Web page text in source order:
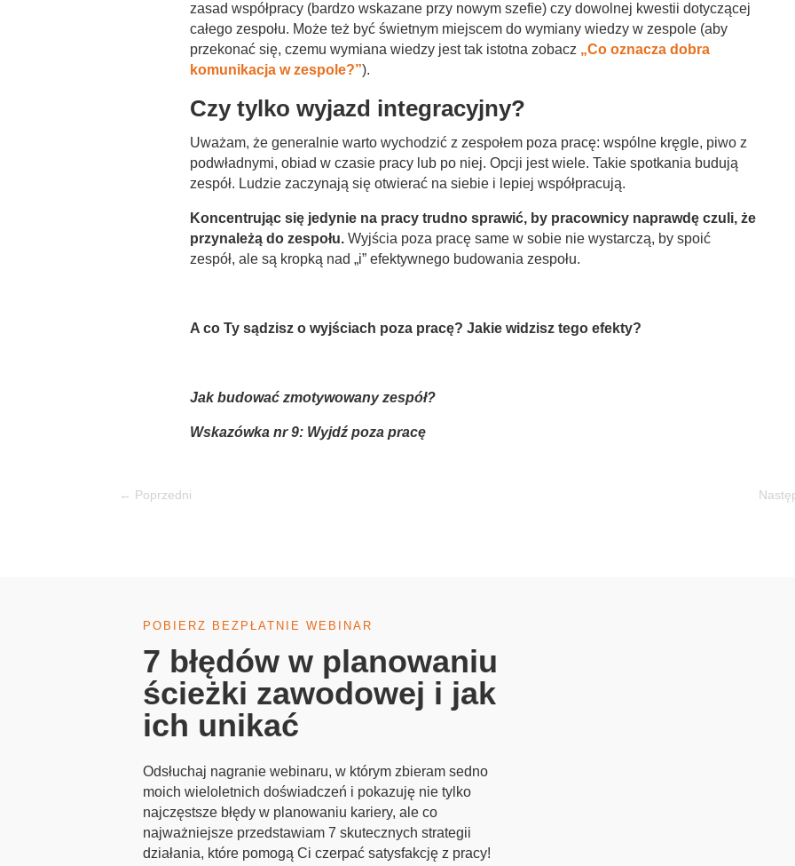
zasad współpracy (bardzo wskazane przy nowym szefie) czy dowolnej kwestii dotyczącej
całego zespołu. Może też być świetnym miejscem do wymiany wiedzy w zespole (aby
przekonać się, czemu wymiana wiedzy jest tak istotna zobacz „Co oznacza dobra
komunikacja w zespole?”).
Czy tylko wyjazd integracyjny?
Uważam, że generalnie warto wychodzić z zespołem poza pracę: wspólne kręgle, piwo z
podwładnymi, obiad w czasie pracy lub po niej. Opcji jest wiele. Takie spotkania budują
zespół. Ludzie zaczynają się otwierać na siebie i lepiej współpracują.
Koncentrując się jedynie na pracy trudno sprawić, by pracownicy naprawdę czuli, że
przynależą do zespołu. Wyjścia poza pracę same w sobie nie wystarczą, by spoić
zespół, ale są kropką nad „i” efektywnego budowania zespołu.
A co Ty sądzisz o wyjściach poza pracę? Jakie widzisz tego efekty?
Jak budować zmotywowany zespół?
Wskazówka nr 9: Wyjdź poza pracę
← Poprzedni
POBIERZ BEZPŁATNIE WEBINAR
7 błędów w planowaniu
ścieżki zawodowej i jak
ich unikać
Odsłuchaj nagranie webinaru, w którym zbieram sedno
moich wieloletnich doświadczeń i pokazuję nie tylko
najczęstsze błędy w planowaniu kariery, ale co
najważniejsze przedstawiam 7 skutecznych strategii
działania, które pomogą Ci czerpać satysfakcję z pracy!